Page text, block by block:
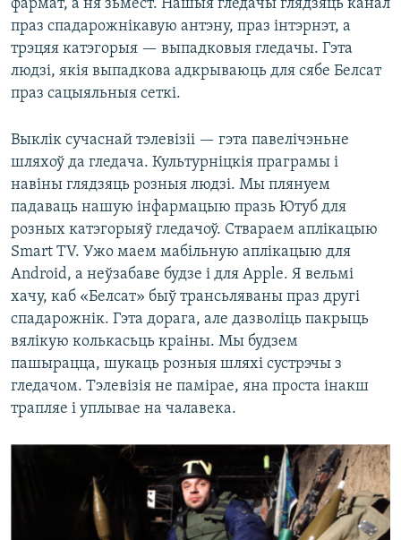
фармат, а ня зьмест. Нашыя гледачы глядзяць канал
праз спадарожнікавую антэну, праз інтэрнэт, а
трэцяя катэгорыя — выпадковыя гледачы. Гэта
людзі, якія выпадкова адкрываюць для сябе Белсат
праз сацыяльныя сеткі.
Выклік сучаснай тэлевізіі — гэта павелічэньне
шляхоў да гледача. Культурніцкія праграмы і
навіны глядзяць розныя людзі. Мы плянуем
падаваць нашую інфармацыю празь Ютуб для
розных катэгорыяў гледачоў. Ствараем аплікацыю
Smart TV. Ужо маем мабільную аплікацыю для
Android, а неўзабаве будзе і для Apple. Я вельмі
хачу, каб «Белсат» быў трансьляваны праз другі
спадарожнік. Гэта дорага, але дазволіць пакрыць
вялікую колькасьць краіны. Мы будзем
пашырацца, шукаць розныя шляхі сустрэчы з
гледачом. Тэлевізія не памірае, яна проста інакш
трапляе і уплывае на чалавека.